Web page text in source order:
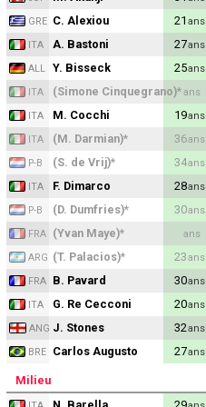
GRE C. Alexiou 21 ans
ITA A. Bastoni 27ans
ALL Y. Bisseck 25ans
ITA (Simone Cinquegrano)*ans
ITA M. Cocchi 19ans
ITA (M. Darmian)* 36ans
P-B (S. de Vrij)* 34ans
ITA F. Dimarco 28ans
P-B (D. Dumfries)* 30ans
FRA (Yvan Maye)* ans
ARG (T. Palacios)* 23ans
FRA B. Pavard 30ans
ITA G. Re Cecconi 20ans
ANG J. Stones 32ans
BRE Carlos Augusto 27ans
Milieu
Contact / Signaler un bug
Recrutement Maxifoot
Mentions légales
site web Maxifoot.fr